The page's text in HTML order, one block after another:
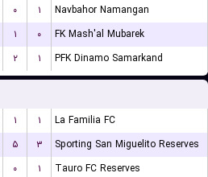
۰ ۱
Navbahor Namangan
۱ ۰
FK Mash'al Mubarek
۲ ۱ PFK Dinamo Samarkand
۱ ۱
La Familia FC
۵ ۳
Sporting San Miguelito Reserves
۰ ۱ Tauro FC Reserves